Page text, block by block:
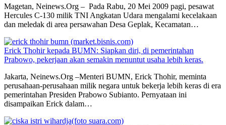
Magetan, Neinews.Org – Pada Rabu, 20 Mei 2009 pagi, pesawat
Hercules C-130 milik TNI Angkatan Udara mengalami kecelakaan
dan meledak di area persawahan Desa Geplak, Kecamatan…
Erick Thohir kepada BUMN: Siapkan diri, di pemerintahan
Prabowo, pekerjaan akan semakin menuntut usaha lebih keras.
Jakarta, Neinews.Org –Menteri BUMN, Erick Thohir, meminta
perusahaan-perusahaan milik negara untuk bekerja lebih keras di era
pemerintahan Presiden Prabowo Subianto. Pernyataan ini
disampaikan Erick dalam…